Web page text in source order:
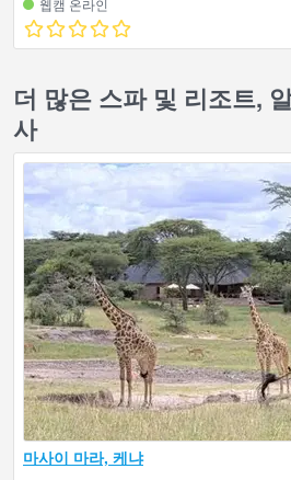
더 많은 스파 및 리조트,
사
마사이 마라, 케냐